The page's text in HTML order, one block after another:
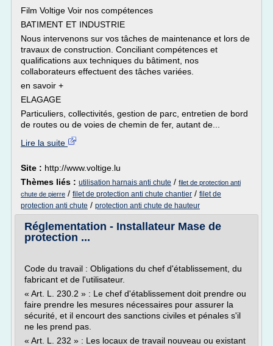
Film Voltige Voir nos compétences
BATIMENT ET INDUSTRIE
Nous intervenons sur vos tâches de maintenance et lors de
travaux de construction. Conciliant compétences et
qualifications aux techniques du bâtiment, nos
collaborateurs effectuent des tâches variées.
en savoir +
ELAGAGE
Particuliers, collectivités, gestion de parc, entretien de bord
de routes ou de voies de chemin de fer, autant de...
Lire la suite
Site : http://www.voltige.lu
Thèmes liés : utilisation harnais anti chute / filet de protection anti
chute de pierre / filet de protection anti chute chantier / filet de
protection anti chute / protection anti chute de hauteur
Réglementation - Installateur Mase de
protection ...
Code du travail : Obligations du chef d'établissement, du
fabricant et de l'utilisateur.
« Art. L. 230.2 » : Le chef d'établissement doit prendre ou
faire prendre les mesures nécessaires pour assurer la
sécurité, et il encourt des sanctions civiles et pénales s'il
ne les prend pas.
« Art. L. 232 » : Les locaux de travail nouveau ou existant